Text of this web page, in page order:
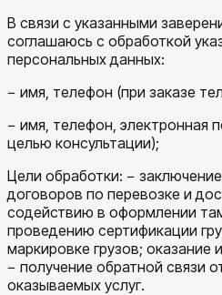
В связи с указанными
соглашаюсь с обработкой
персональных данных:
− имя, телефон (при заказе
− имя, телефон, электронная
целью консультации);
Цели обработки: −
договоров по перевозке и
содействию в оформлении
проведению сертификации
маркировке грузов; оказание
− получение обратной связи
оказываемых услуг.